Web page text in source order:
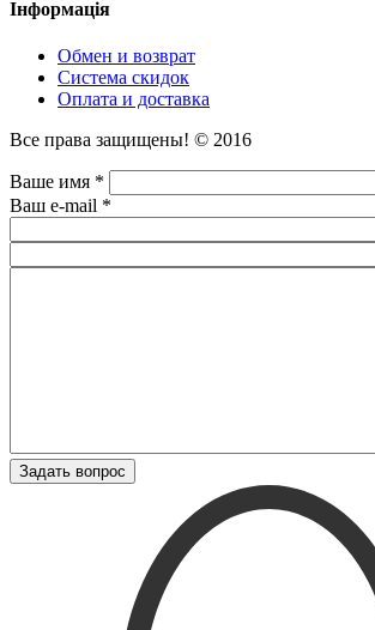
Інформація
Обмен и возврат
Система скидок
Оплата и доставка
Все права защищены! © 2016
Ваше имя *
Ваш e-mail *